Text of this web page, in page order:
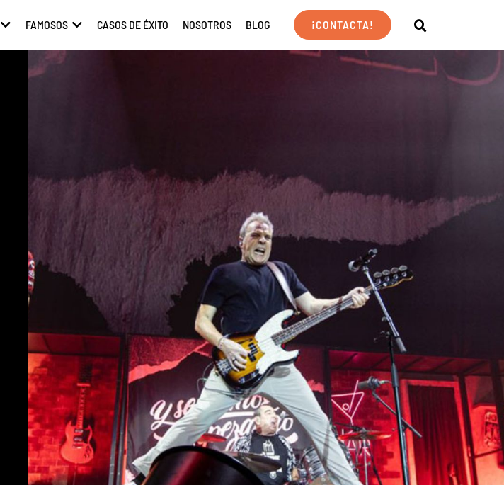
ABRIR ARTISTAS
FAMOSOS ABRIR FAMOSOS
CASOS DE ÉXITO NOSOTROS BLOG ¡CONTACTA!